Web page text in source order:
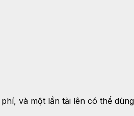
và một lần tải lên có thể